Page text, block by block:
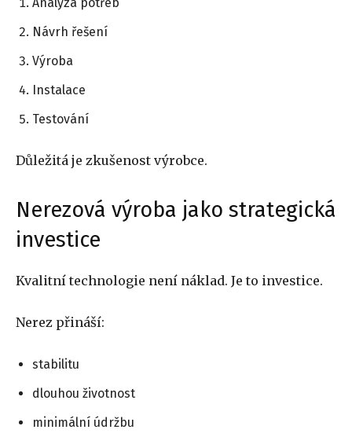
Návrh řešení
Výroba
Instalace
Testování
Důležitá je zkušenost výrobce.
Nerezová výroba jako strategická
investice
Kvalitní technologie není náklad. Je to investice.
Nerez přináší:
stabilitu
dlouhou životnost
minimální údržbu